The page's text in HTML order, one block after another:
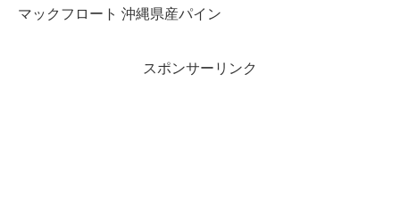
マックフロート 沖縄県産パイン
スポンサーリンク